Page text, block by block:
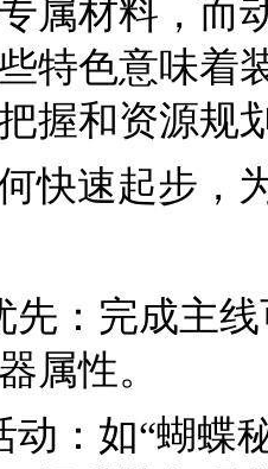
属材料，而
特色意味着
握和资源规
快速起步，
先：完成主
属性。
动：如“蝴蝶